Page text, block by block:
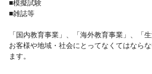
■模擬試験
■雑誌等
「国内教育事業」、「海外教育事業」、「
お客様や地域・社会にとってなくてはなら
ます。